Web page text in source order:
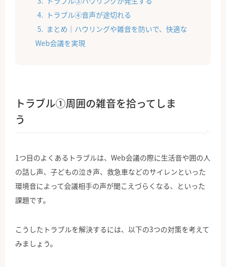
トラブル④音声が途切れる
まとめ｜ハウリングや雑音を防いで、快適な
Web会議を実現
トラブル①周囲の雑音を拾ってしま
う
1つ目のよくあるトラブルは、Web会議の際に生活音や囲の人
の話し声、子どもの泣き声、救急車などのサイレンといった
環境音によって会議相手の声が聞こえづらくなる、といった
課題です。
こうしたトラブルを解決するには、以下の3つの対策を考えて
みましょう。